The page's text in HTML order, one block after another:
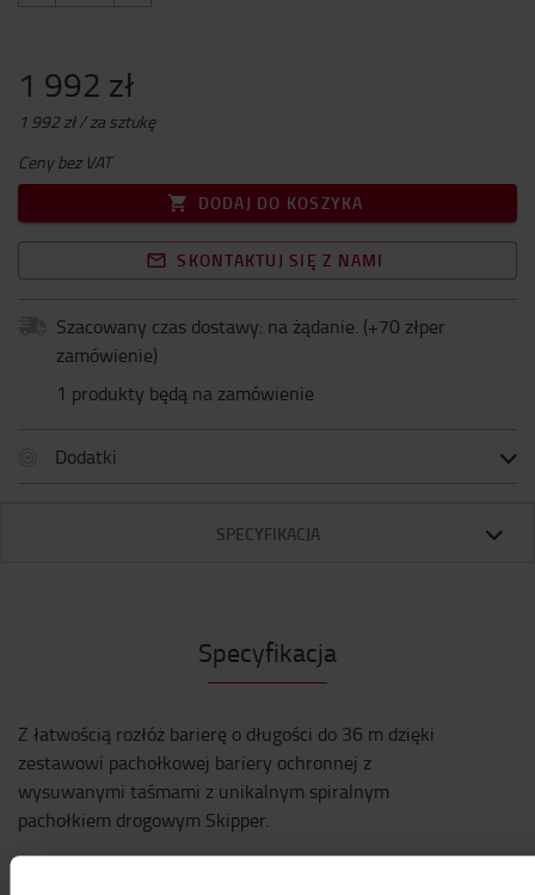
1 992 zł
1 992 zł / za sztukę
Ceny bez VAT
DODAJ DO KOSZYKA
SKONTAKTUJ SIĘ Z NAMI
Szacowany czas dostawy: na żądanie. (+70 złper
zamówienie)
1 produkty będą na zamówienie
Dodatki
SPECYFIKACJA
Specyfikacja
Z łatwością rozłóż barierę o długości do 36 m dzięki
zestawowi pachołkowej bariery ochronnej z
wysuwanymi taśmami z unikalnym spiralnym
pachołkiem drogowym Skipper.